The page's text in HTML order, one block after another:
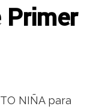
NIÑA para